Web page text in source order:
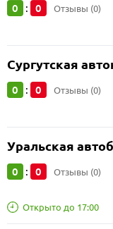
0 : 0 Отзывы (0)
Сургутская
0 : 0 Отзывы (0)
Уральская
0 : 0 Отзывы (0)
Открыто до 17:00